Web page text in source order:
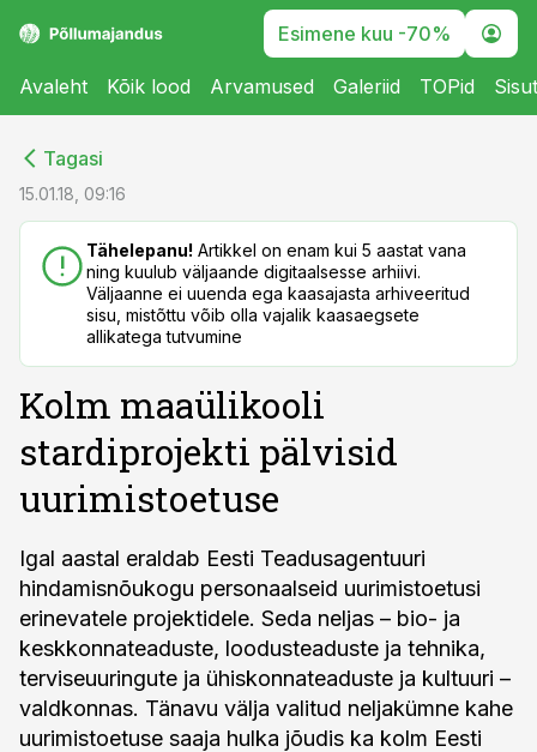
Esimene kuu -70%
Avaleht Kõik lood Arvamused Galeriid TOPid
Tagasi
15.01.18, 09:16
Tähelepanu! Artikkel on enam kui 5 aastat vana
ning kuulub väljaande digitaalsesse arhiivi.
Väljaanne ei uuenda ega kaasajasta arhiveeritud
sisu, mistõttu võib olla vajalik kaasaegsete
allikatega tutvumine
Kolm maaülikooli
stardiprojekti pälvisid
uurimistoetuse
Igal aastal eraldab Eesti Teadusagentuuri
hindamisnõukogu personaalseid uurimistoetusi
erinevatele projektidele. Seda neljas – bio- ja
keskkonnateaduste, loodusteaduste ja tehnika,
terviseuuringute ja ühiskonnateaduste ja kultuuri –
valdkonnas. Tänavu välja valitud neljakümne kahe
uurimistoetuse saaja hulka jõudis ka kolm Eesti